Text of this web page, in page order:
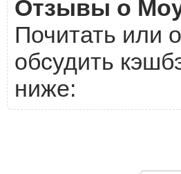
Отзывы о
Почитать или
обсудить
ниже: